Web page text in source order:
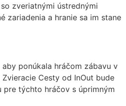
zveriatnými ústrednými
zariadenia a hranie sa im stane
ponúkala hráčom zábavu v
Cesty od InOut bude
pre týchto hráčov s úprimným